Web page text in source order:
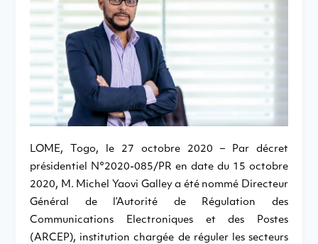
LOME, Togo, le 27 octobre 2020 – Par décret
présidentiel N°2020-085/PR en date du 15 octobre
2020, M. Michel Yaovi Galley a été nommé Directeur
Général de l’Autorité de Régulation des
Communications Electroniques et des Postes
(ARCEP), institution chargée de réguler les secteurs